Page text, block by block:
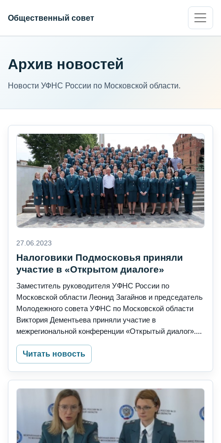
Общественный совет
Архив новостей
Новости УФНС России по Московской области.
27.06.2023
Налоговики Подмосковья приняли
участие в «Открытом диалоге»
Заместитель руководителя УФНС России по
Московской области Леонид Загайнов и председатель
Молодежного совета УФНС по Московской области
Виктория Дементьева приняли участие в
межрегиональной конференции «Открытый диалог»....
Читать новость